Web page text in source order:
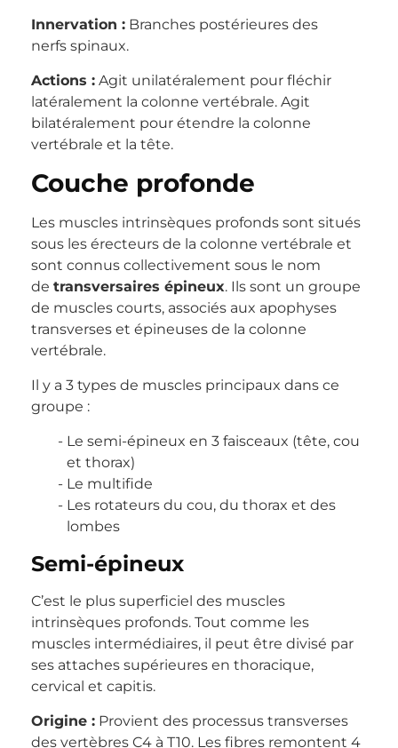
Innervation : Branches postérieures des
nerfs spinaux.
Actions : Agit unilatéralement pour fléchir
latéralement la colonne vertébrale. Agit
bilatéralement pour étendre la colonne
vertébrale et la tête.
Couche profonde
Les muscles intrinsèques profonds sont situés
sous les érecteurs de la colonne vertébrale et
sont connus collectivement sous le nom
de transversaires épineux. Ils sont un groupe
de muscles courts, associés aux apophyses
transverses et épineuses de la colonne
vertébrale.
Il y a 3 types de muscles principaux dans ce
groupe :
Le semi-épineux en 3 faisceaux (tête, cou
et thorax)
Le multifide
Les rotateurs du cou, du thorax et des
lombes
Semi-épineux
C’est le plus superficiel des muscles
intrinsèques profonds. Tout comme les
muscles intermédiaires, il peut être divisé par
ses attaches supérieures en thoracique,
cervical et capitis.
Origine : Provient des processus transverses
des vertèbres C4 à T10. Les fibres remontent 4